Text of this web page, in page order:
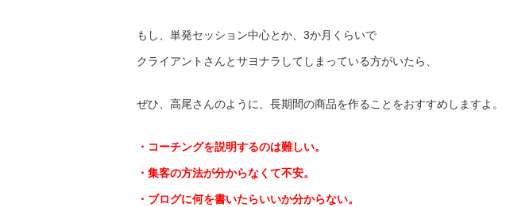
もし、単発セッション中心とか、3か月くらいで
クライアントさんとサヨナラしてしまっている方がいたら、
ぜひ、高尾さんのように、 長期間の商品を作ることをおすすめしますよ。
・コーチングを説明するのは難しい。
・集客の方法が分からなくて不安。
・ブログに何を書いたらいいか分からない。